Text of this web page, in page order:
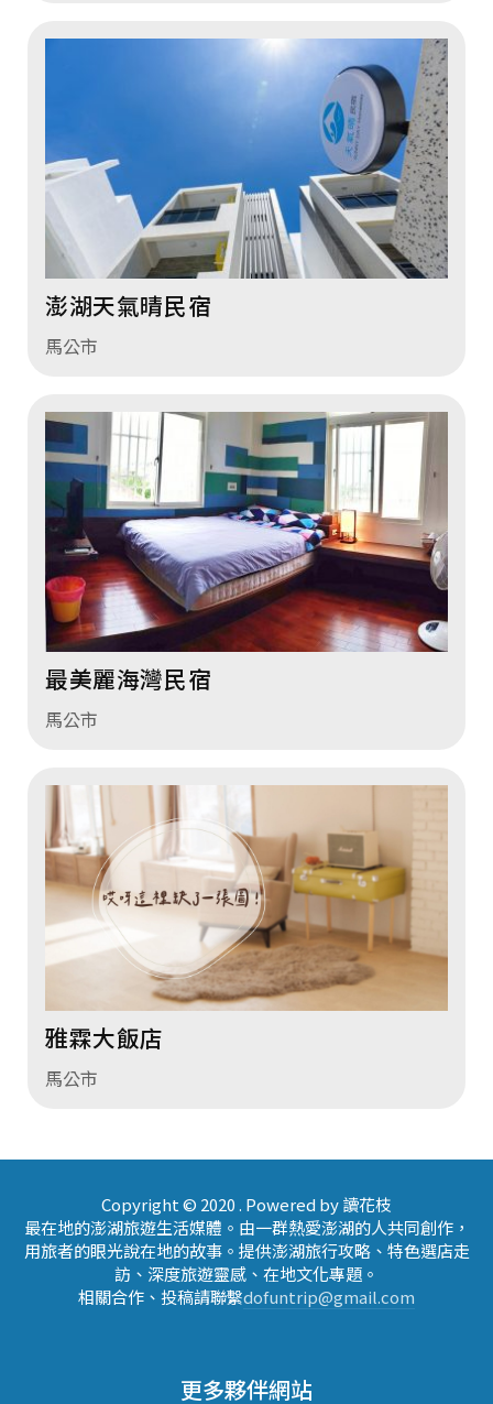
澎湖天氣晴民宿
馬公市
最美麗海灣民宿
馬公市
雅霖大飯店
馬公市
Copyright © 2020 . Powered by 讀花枝
最在地的澎湖旅遊生活媒體。由一群熱愛澎湖的人共同創作，
用旅者的眼光說在地的故事。提供澎湖旅行攻略、特色選店走
訪、深度旅遊靈感、在地文化專題。
相關合作、投稿請聯繫dofuntrip@gmail.com
更多夥伴網站